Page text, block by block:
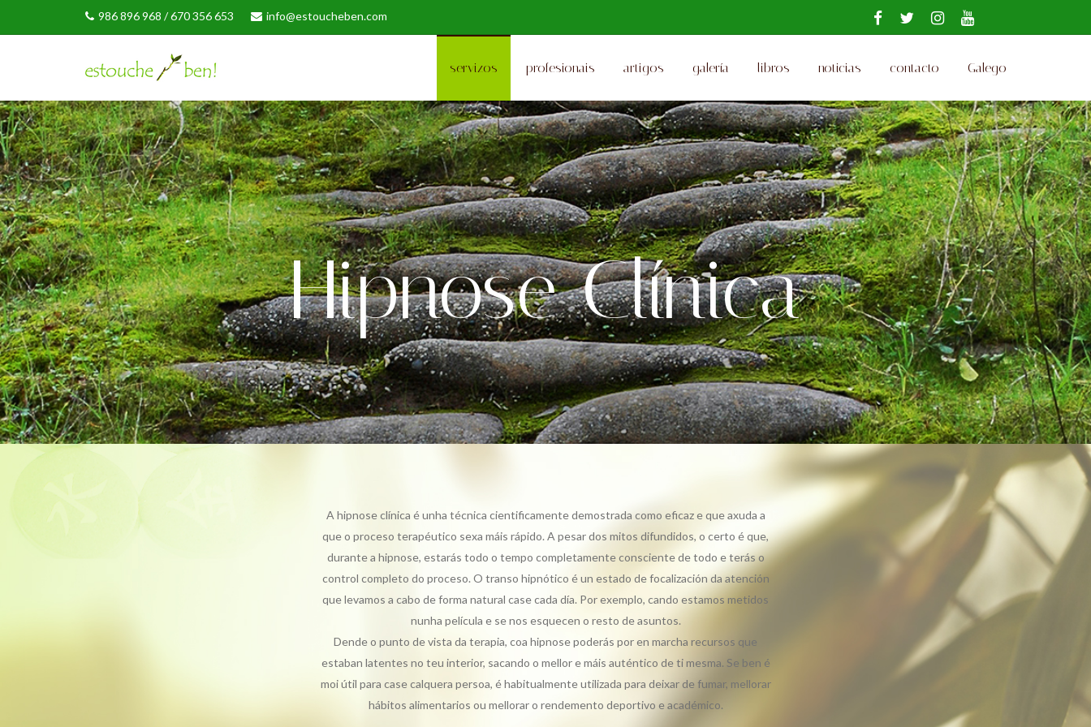
986 896 968 / 670 356 653 info@estoucheben.com
servizos profesionais artigos galería libros noticias contacto Galego
Hipnose Clínica
A hipnose clínica é unha técnica cientificamente demostrada como eficaz e que axuda a
que o proceso terapéutico sexa máis rápido. A pesar dos mitos difundidos, o certo é que,
durante a hipnose, estarás todo o tempo completamente consciente de todo e terás o
control completo do proceso. O transo hipnótico é un estado de focalización da atención
que levamos a cabo de forma natural case cada día. Por exemplo, cando estamos metidos
nunha película e se nos esquecen o resto de asuntos.
Dende o punto de vista da terapia, coa hipnose poderás por en marcha recursos que
estaban latentes no teu interior, sacando o mellor e máis auténtico de ti mesma. Se ben é
moi útil para case calquera persoa, é habitualmente utilizada para deixar de fumar, mellorar
hábitos alimentarios ou mellorar o rendemento deportivo e académico.